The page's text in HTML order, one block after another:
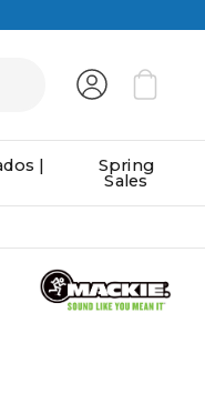
| Spring
Sales